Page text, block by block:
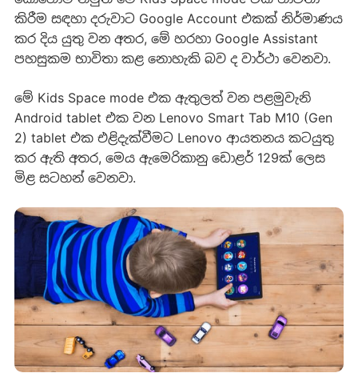
කිරීම සඳහා දරුවාට Google Account එකක් නිර්මාණය
කර දිය යුතු වන අතර, මේ හරහා Google Assistant
පහසුකම භාවිතා කළ නොහැකි බව ද වාර්ථා වෙනවා.
මේ Kids Space mode එක ඇතුලත් වන පළමුවැනි
Android tablet එක වන Lenovo Smart Tab M10 (Gen
2) tablet එක එළිදැක්වීමට Lenovo ආයතනය කටයුතු
කර ඇති අතර, මෙය ඇමෙරිකානු ඩොළර් 129ක් ලෙස
මිළ සටහන් වෙනවා.